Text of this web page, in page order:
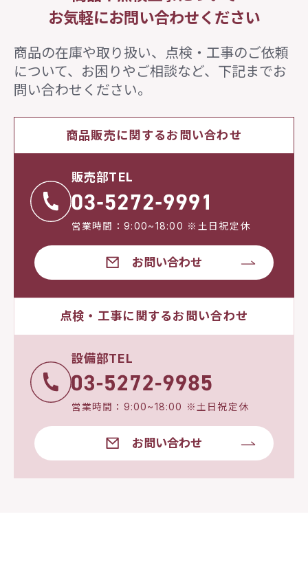
お気軽にお問い合わせください
商品の在庫や取り扱い、点検・工事のご依頼
について、 お困りやご相談など、下記までお
問い合わせください。
商品販売に関するお問い合わせ
販売部TEL
営業時間：9:00~18:00 ※土日祝定休
お問い合わせ
点検・工事に関するお問い合わせ
設備部TEL
営業時間：9:00~18:00 ※土日祝定休
お問い合わせ